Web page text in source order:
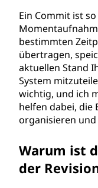
Ein Commit ist
bestimmten
übertragen,
aktuellen Stand
System
wichtig, und ich
helfen dabei, die
organisieren
Warum ist
der